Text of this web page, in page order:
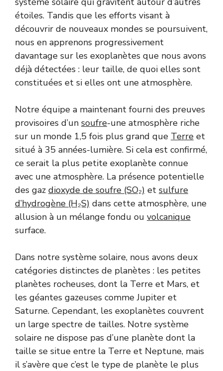
étoiles. Tandis que les efforts visant à
découvrir de nouveaux mondes se poursuivent,
nous en apprenons progressivement
davantage sur les exoplanètes que nous avons
déjà détectées : leur taille, de quoi elles sont
constituées et si elles ont une atmosphère.
Notre équipe a maintenant fourni des preuves
provisoires d’un soufre-une atmosphère riche
sur un monde 1,5 fois plus grand que Terre et
situé à 35 années-lumière. Si cela est confirmé,
ce serait la plus petite exoplanète connue
avec une atmosphère. La présence potentielle
des gaz dioxyde de soufre (SO₂) et sulfure
d’hydrogène (H₂S) dans cette atmosphère, une
allusion à un mélange fondu ou volcanique
surface.
Dans notre système solaire, nous avons deux
catégories distinctes de planètes : les petites
planètes rocheuses, dont la Terre et Mars, et
les géantes gazeuses comme Jupiter et
Saturne. Cependant, les exoplanètes couvrent
un large spectre de tailles. Notre système
solaire ne dispose pas d’une planète dont la
taille se situe entre la Terre et Neptune, mais
il s’avère que c’est le type de planète le plus